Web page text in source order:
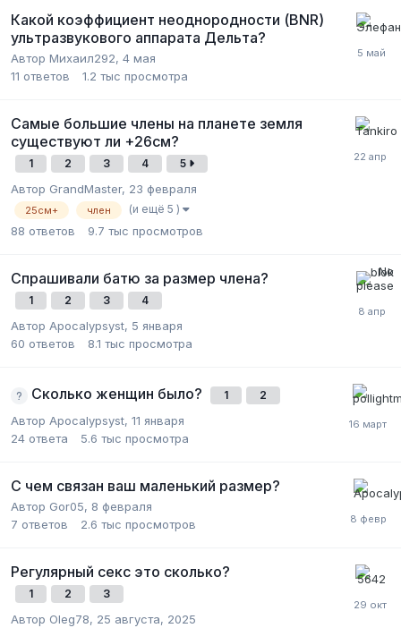
Какой коэффициент неоднородности (BNR)
ультразвукового аппарата Дельта?
Автор Михаил292, 4 мая
11 ответов 1.2 тыс просмотра
Самые большие члены на планете земля
существуют ли +26см?
1 2 3 4 5
Автор GrandMaster, 23 февраля
25см+ член (и ещё 5 )
88 ответов 9.7 тыс просмотров
Спрашивали батю за размер члена?
1 2 3 4
Автор Apocalypsyst, 5 января
60 ответов 8.1 тыс просмотра
Сколько женщин было? 1 2
Автор Apocalypsyst, 11 января
24 ответа 5.6 тыс просмотра
С чем связан ваш маленький размер?
Автор Gor05, 8 февраля
7 ответов 2.6 тыс просмотров
Регулярный секс это сколько?
1 2 3
Автор Oleg78, 25 августа, 2025